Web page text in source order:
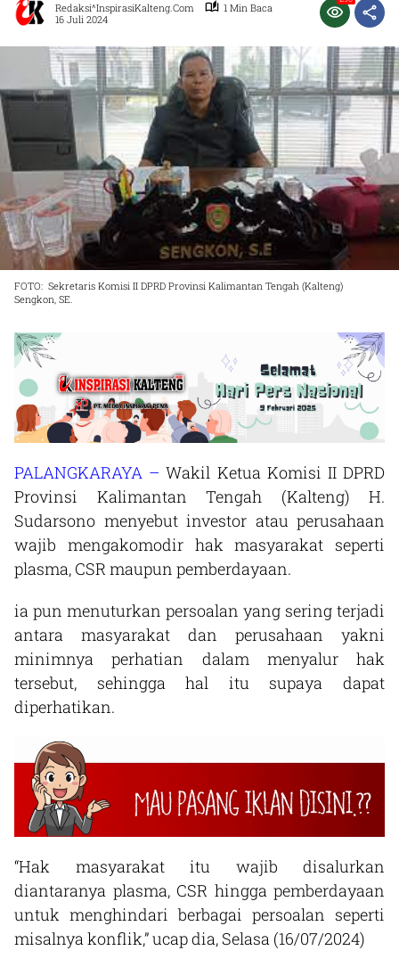
Redaksi^InspirasiKalteng.com
1 Min Baca
16 Juli 2024
FOTO: Sekretaris Komisi II DPRD Provinsi Kalimantan Tengah (Kalteng)
Sengkon, SE.
PALANGKARAYA –Wakil Ketua Komisi II DPRD
Provinsi Kalimantan Tengah (Kalteng) H.
Sudarsono menyebut investor atau perusahaan
wajib mengakomodir hak masyarakat seperti
plasma, CSR maupun pemberdayaan.
ia pun menuturkan persoalan yang sering terjadi
antara masyarakat dan perusahaan yakni
minimnya perhatian dalam menyalur hak
tersebut, sehingga hal itu supaya dapat
diperhatikan.
“Hak masyarakat itu wajib disalurkan
diantaranya plasma, CSR hingga pemberdayaan
untuk menghindari berbagai persoalan seperti
misalnya konflik,” ucap dia, Selasa (16/07/2024)